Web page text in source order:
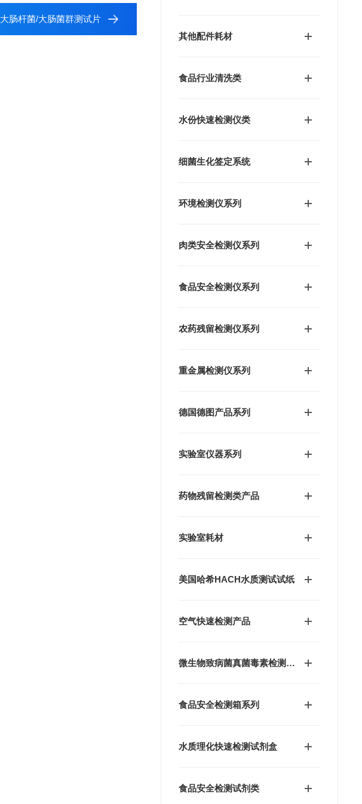
其他配件耗材
食品行业清洗类
水份快速检测仪类
细菌生化签定系统
环境检测仪系列
肉类安全检测仪系列
食品安全检测仪系列
农药残留检测仪系列
重金属检测仪系列
德国德图产品系列
实验室仪器系列
药物残留检测类产品
实验室耗材
美国哈希HACH水质测试试纸
空气快速检测产品
微生物致病菌真菌毒素检测产品
食品安全检测箱系列
水质理化快速检测试剂盒
食品安全检测试剂类
大肠杆菌/大肠菌群测试片